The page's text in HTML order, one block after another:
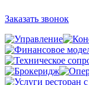
Заказать звонок